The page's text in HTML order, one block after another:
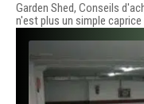
Garden Shed, Conseils
n'est plus un simple caprice